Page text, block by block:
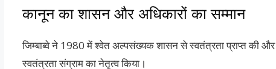
कानून का शासन और अधिकारों का सम्मान
जिम्बाब्वे ने 1980 में श्वेत अल्पसंख्यक शासन से स्वतंत्रता प्राप्त की
स्वतंत्रता संग्राम का नेतृत्व किया।